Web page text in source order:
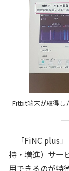
Fitbit端末が取得し
「FiNC plus」
持・増進）サー
用できるのが特